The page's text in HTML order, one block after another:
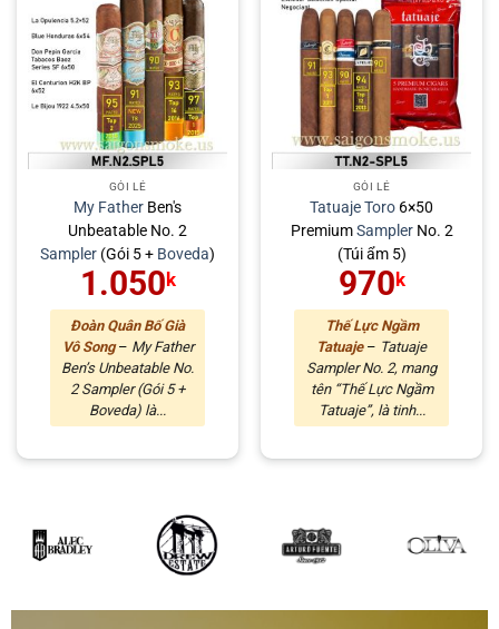
GÓI LẺ
My Father Ben's
Unbeatable No. 2
Sampler (Gói 5 + Boveda)
1.050 k
Đoàn Quân Bố Già
Vô Song– My Father
Ben’s Unbeatable No.
2 Sampler (Gói 5 +
Boveda) là...
GÓI LẺ
TatuajeToro 6×50
PremiumSamplerNo. 2
(Túi ẩm 5)
970 k
Thế Lực Ngầm
Tatuaje– Tatuaje
Sampler No. 2, mang
tên “Thế Lực Ngầm
Tatuaje”, là tinh...